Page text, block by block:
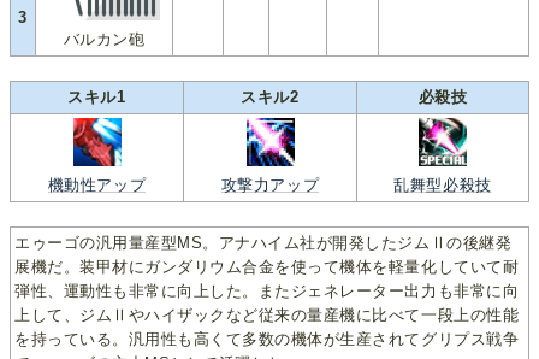
3
バルカン砲
スキル1 スキル2 必殺技
機動性アップ 攻撃力アップ 乱舞型必殺技
エゥーゴの汎用量産型MS。アナハイム社が開発したジムⅡの後継発
展機だ。装甲材にガンダリウム合金を使って機体を軽量化していて耐
弾性、運動性も非常に向上した。またジェネレーター出力も非常に向
上して、ジムⅡやハイザックなど従来の量産機に比べて一段上の性能
を持っている。汎用性も高くて多数の機体が生産されてグリプス戦争